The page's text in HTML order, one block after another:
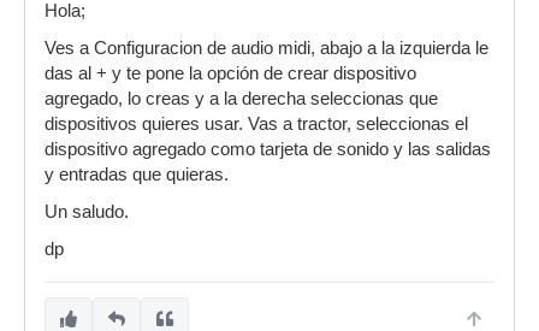
Hola;
Ves a Configuracion de audio midi, abajo a la izquierda le
das al + y te pone la opción de crear dispositivo
agregado, lo creas y a la derecha seleccionas que
dispositivos quieres usar. Vas a tractor, seleccionas el
dispositivo agregado como tarjeta de sonido y las salidas
y entradas que quieras.
Un saludo.
dp